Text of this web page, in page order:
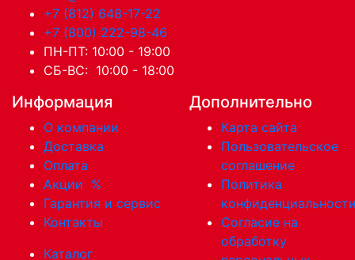
+7 (812) 648-17-22
+7 (800) 222-98-46
ПН-ПТ: 10:00 - 19:00
СБ-ВС: 10:00 - 18:00
Информация
О компании
Доставка
Оплата
Акции %
Гарантия и сервис
Контакты
Каталог
Дополнительно
Карта сайта
Пользовательское
соглашение
Политика
Согласие на
обработку